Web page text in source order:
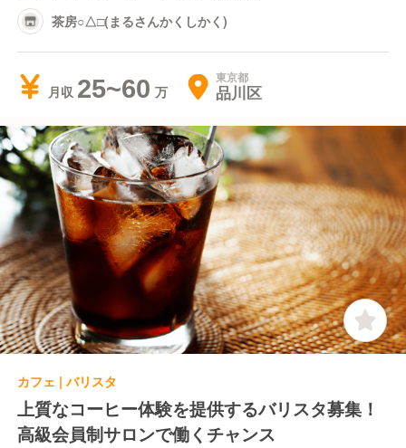
茶房○△□(まるさんかくしかく)
月収 25~60 東京都
品川区
カフェ | バリスタ
上質なコーヒー体験を提供するバリスタ募集！
高級会員制サロンで働くチャンス